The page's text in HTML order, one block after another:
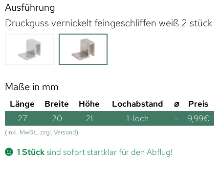
Ausführung
Druckguss vernickelt feingeschliffen weiß 2 stück
Maße in mm
Länge Breite Höhe Lochabstand ⌀
Preis
27
20 21 1-loch - 9,99€
(inkl. MwSt., zzgl. Versand)
1 Stücksind sofort startklar für den Abflug!